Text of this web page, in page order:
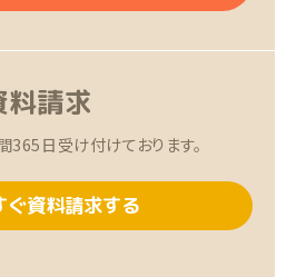
料請求
365日受け付けております。
ぐ資料請求する